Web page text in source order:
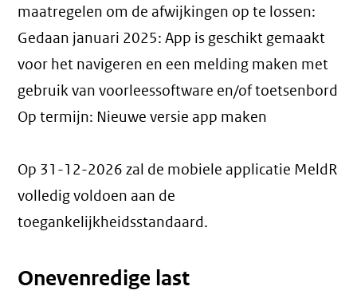
maatregelen om de afwijkingen op te lossen:
Gedaan januari 2025: App is geschikt gemaakt
voor het navigeren en een melding maken met
gebruik van voorleessoftware en/of toetsenbord
Op termijn: Nieuwe versie app maken
Op 31-12-2026 zal de mobiele applicatie MeldR
volledig voldoen aan de
toegankelijkheidsstandaard.
Onevenredige last